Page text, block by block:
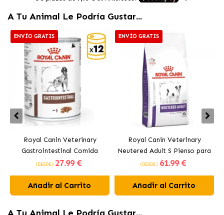
A Tu Animal Le Podría Gustar...
ENVÍO GRATIS
Royal Canin Veterinary
Gastrointestinal Comida
Húmeda para Perros en Paté
(DESDE) 27.99 €
Añadir al Carrito
ENVÍO GRATIS
Royal Canin Veterinary
Neutered Adult S Pienso para
Perros Pequeños Esterilizados
(DESDE) 61.99 €
Añadir al Carrito